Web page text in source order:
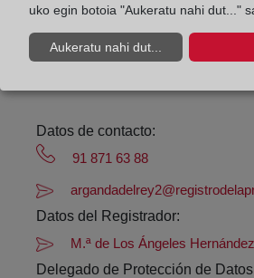
De lunes a viernes de 09:00 a
Agosto: De lunes a viernes de
Los días 24 y 31 de diciembre
Datos de contacto:
91 871 63 88
Datos del Registrador:
M.ª de Los Ángeles
Delegado de Protección de
uko egin botoia "Aukeratu nahi dut..."
Aukeratu nahi dut...